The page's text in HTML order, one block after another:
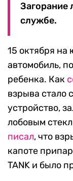
Загорание
службе.
15 октября
автомобиль,
ребенка. Как
взрыва стало
устройство,
лобовым
писал, что
капоте
TANK и было